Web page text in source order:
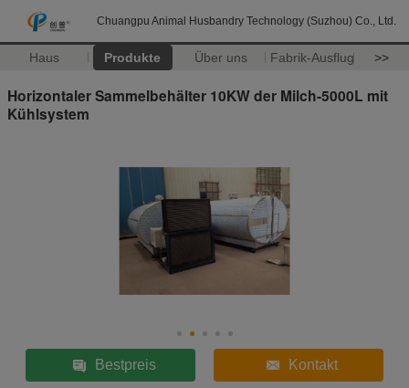
Chuangpu Animal Husbandry Technology (Suzhou) Co., Ltd.
Haus Produkte Über uns Fabrik-Ausflug >>
Horizontaler Sammelbehälter 10KW der Milch-5000L mit
Kühlsystem
Bestpreis Kontakt